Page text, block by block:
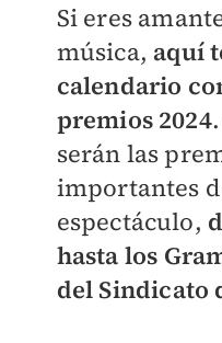
Si eres
música, aquí
calendario
premios 2024
serán las
importantes
espectáculo,
hasta los
del Sindicato